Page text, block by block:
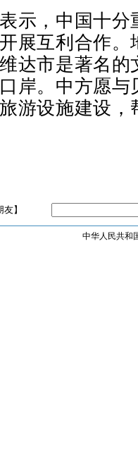
示，中国十
展互利合作
达市是著名
岸。中方愿
游设施建设
友】
中华人民共和